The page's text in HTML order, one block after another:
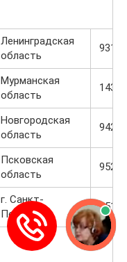
Ленинградская
область
9311
Мурманская
область
14354
Новгородская
область
9423
Псковская
область
9529
г. Санкт-
Петербург
9514